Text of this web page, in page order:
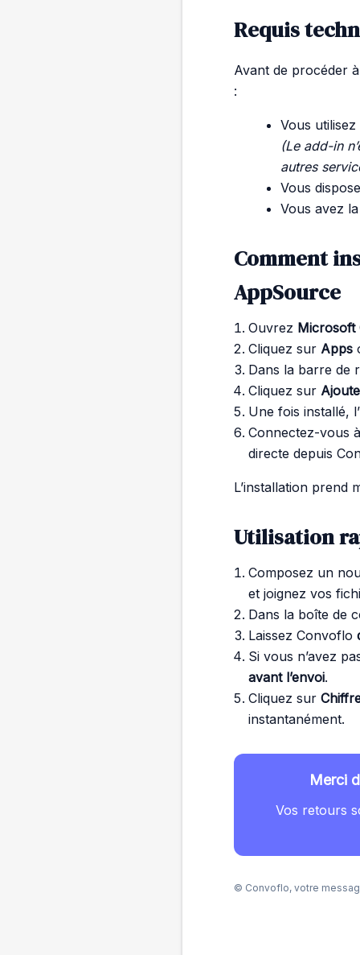
Requis
Avant de procéder
:
Vous utilisez
(Le add-in
autres
Vous
Vous avez la
Comment
AppSource
Ouvrez Microsoft
Cliquez sur Apps
Dans la barre de
Cliquez sur
Une fois installé,
Connectez-vous
directe depuis
L’installation prend
Utilisation
Composez un
et joignez vos
Dans la boîte de
Laissez Convoflo
Si vous n’avez
avant l’envoi.
Cliquez sur
instantanément.
Merci
Vos retours
© Convoflo, votre